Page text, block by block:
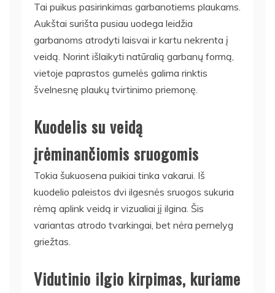
Tai puikus pasirinkimas garbanotiems plaukams.
Aukštai surišta pusiau uodega leidžia
garbanoms atrodyti laisvai ir kartu nekrenta į
veidą. Norint išlaikyti natūralią garbanų formą,
vietoje paprastos gumelės galima rinktis
švelnesnę plaukų tvirtinimo priemonę.
Kuodelis su veidą
įrėminančiomis sruogomis
Tokia šukuosena puikiai tinka vakarui. Iš
kuodelio paleistos dvi ilgesnės sruogos sukuria
rėmą aplink veidą ir vizualiai jį ilgina. Šis
variantas atrodo tvarkingai, bet nėra pernelyg
griežtas.
Vidutinio ilgio kirpimas, kuriame